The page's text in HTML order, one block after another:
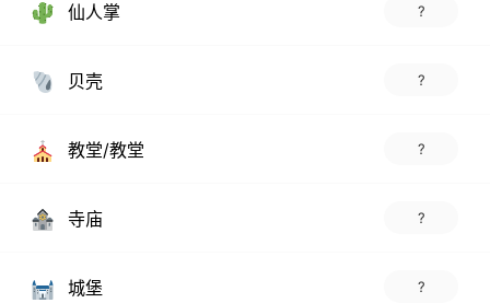
仙人掌 ?
贝壳 ?
教堂/教堂 ?
寺庙 ?
城堡 ?